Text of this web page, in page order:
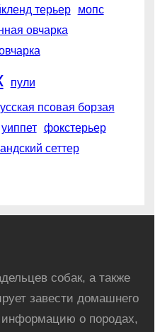
терьер
мопс
овчарка
пули
псовая борзая
уиппет
фокстерьер
сеттер
собак, а также
завести домашнего
о породах,